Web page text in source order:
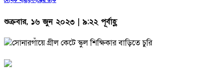
শুক্রবার, ১৬ জুন ২০২৩ | ৯:২২ পূর্বাহ্ণ